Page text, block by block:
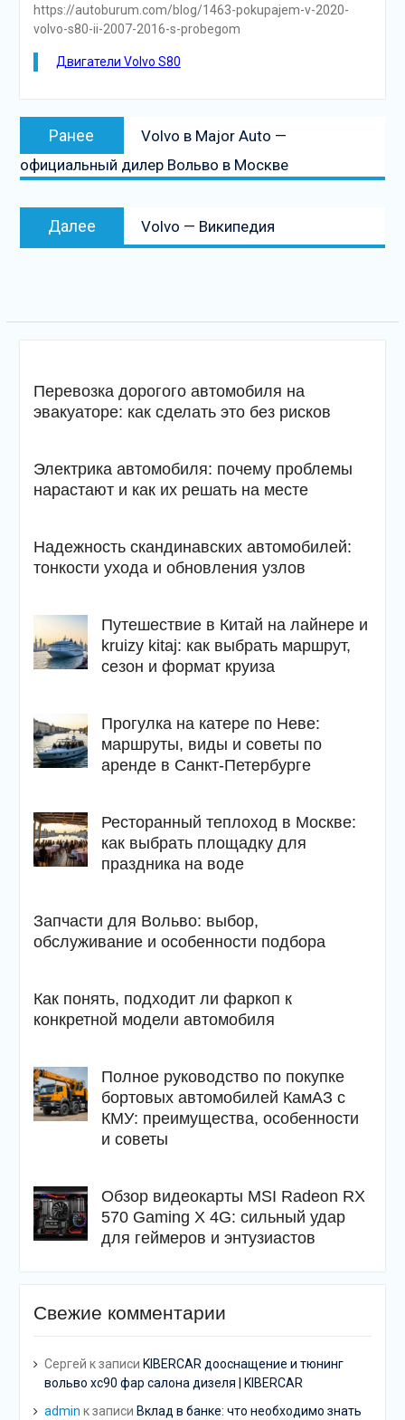
https://autoburum.com/blog/1463-pokupajem-v-2020-
volvo-s80-ii-2007-2016-s-probegom
Двигатели Volvo S80
Навигация
записям
Ранее
Предыдущая
запись:
Volvo в Major Auto —
официальный дилер Вольво в Москве
Далее
Следующая
запись
Volvo — Википедия
Перевозка дорогого автомобиля на
эвакуаторе: как сделать это без рисков
Электрика автомобиля: почему проблемы
нарастают и как их решать на месте
Надежность скандинавских автомобилей:
тонкости ухода и обновления узлов
Путешествие в Китай на лайнере и
kruizy kitaj: как выбрать маршрут,
сезон и формат круиза
Прогулка на катере по Неве:
маршруты, виды и советы по
аренде в Санкт-Петербурге
Ресторанный теплоход в Москве:
как выбрать площадку для
праздника на воде
Запчасти для Вольво: выбор,
обслуживание и особенности подбора
Как понять, подходит ли фаркоп к
конкретной модели автомобиля
Полное руководство по покупке
бортовых автомобилей КамАЗ с
КМУ: преимущества, особенности
и советы
Обзор видеокарты MSI Radeon RX
570 Gaming X 4G: сильный удар
для геймеров и энтузиастов
Свежие комментарии
Сергей к записи KIBERCAR дооснащение и тюнинг
вольво хс90 фар салона дизеля | KIBERCAR
admin к записи Вклад в банке: что необходимо знать